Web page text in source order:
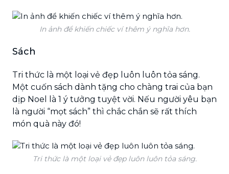
In ảnh để khiến chiếc ví thêm ý nghĩa hơn.
Sách
Tri thức là một loại vẻ đẹp luôn luôn tỏa sáng.
Một cuốn sách dành tặng cho chàng trai của bạn
dịp Noel là 1 ý tưởng tuyệt vời. Nếu người yêu bạn
là người “mọt sách” thì chắc chắn sẽ rất thích
món quà này đó!
Tri thức là một loại vẻ đẹp luôn luôn tỏa sáng.